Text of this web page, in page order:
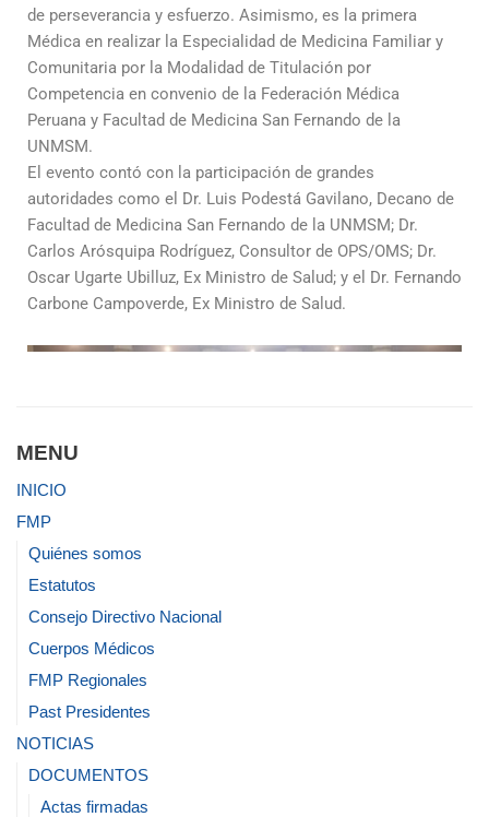
de perseverancia y esfuerzo. Asimismo, es la primera
Médica en realizar la Especialidad de Medicina Familiar y
Comunitaria por la Modalidad de Titulación por
Competencia en convenio de la Federación Médica
Peruana y Facultad de Medicina San Fernando de la
UNMSM.
El evento contó con la participación de grandes
autoridades como el Dr. Luis Podestá Gavilano, Decano de
Facultad de Medicina San Fernando de la UNMSM; Dr.
Carlos Arósquipa Rodríguez, Consultor de OPS/OMS; Dr.
Oscar Ugarte Ubilluz, Ex Ministro de Salud; y el Dr. Fernando
Carbone Campoverde, Ex Ministro de Salud.
MENU
INICIO
FMP
Quiénes somos
Estatutos
Consejo Directivo Nacional
Cuerpos Médicos
FMP Regionales
Past Presidentes
NOTICIAS
DOCUMENTOS
Actas firmadas